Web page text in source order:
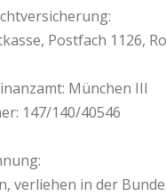
Postfach 1126,
München III
147/140/40546
verliehen in der